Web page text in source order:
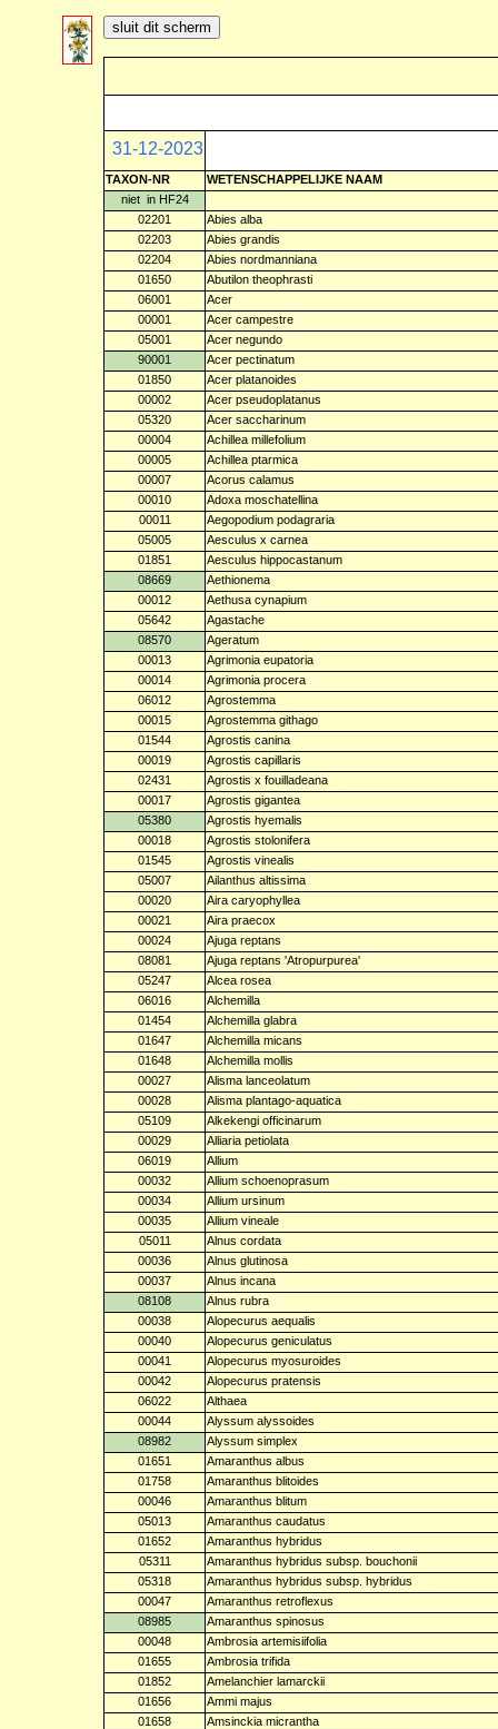
31-12-2023
TAXON-NR
WETENSCHAPPELIJKE NAAM
niet in HF24
02201
Abies alba
02203
Abies grandis
02204
Abies nordmanniana
01650
Abutilon theophrasti
06001
Acer
00001
Acer campestre
05001
Acer negundo
90001
Acer pectinatum
01850
Acer platanoides
00002
Acer pseudoplatanus
05320
Acer saccharinum
00004
Achillea millefolium
00005
Achillea ptarmica
00007
Acorus calamus
00010
Adoxa moschatellina
00011
Aegopodium podagraria
05005
Aesculus x carnea
01851
Aesculus hippocastanum
08669
Aethionema
00012
Aethusa cynapium
05642
Agastache
08570
Ageratum
00013
Agrimonia eupatoria
00014
Agrimonia procera
06012
Agrostemma
00015
Agrostemma githago
01544
Agrostis canina
00019
Agrostis capillaris
02431
Agrostis x fouilladeana
00017
Agrostis gigantea
05380
Agrostis hyemalis
00018
Agrostis stolonifera
01545
Agrostis vinealis
05007
Ailanthus altissima
00020
Aira caryophyllea
00021
Aira praecox
00024
Ajuga reptans
08081
Ajuga reptans 'Atropurpurea'
05247
Alcea rosea
06016
Alchemilla
01454
Alchemilla glabra
01647
Alchemilla micans
01648
Alchemilla mollis
00027
Alisma lanceolatum
00028
Alisma plantago-aquatica
05109
Alkekengi officinarum
00029
Alliaria petiolata
06019
Allium
00032
Allium schoenoprasum
00034
Allium ursinum
00035
Allium vineale
05011
Alnus cordata
00036
Alnus glutinosa
00037
Alnus incana
08108
Alnus rubra
00038
Alopecurus aequalis
00040
Alopecurus geniculatus
00041
Alopecurus myosuroides
00042
Alopecurus pratensis
06022
Althaea
00044
Alyssum alyssoides
08982
Alyssum simplex
01651
Amaranthus albus
01758
Amaranthus blitoides
00046
Amaranthus blitum
05013
Amaranthus caudatus
01652
Amaranthus hybridus
05311
Amaranthus hybridus subsp. bouchonii
05318
Amaranthus hybridus subsp. hybridus
00047
Amaranthus retroflexus
08985
Amaranthus spinosus
00048
Ambrosia artemisiifolia
01655
Ambrosia trifida
01852
Amelanchier lamarckii
01656
Ammi majus
01658
Amsinckia micrantha